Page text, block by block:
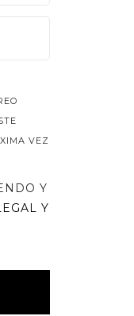
VEZ
Y
Y